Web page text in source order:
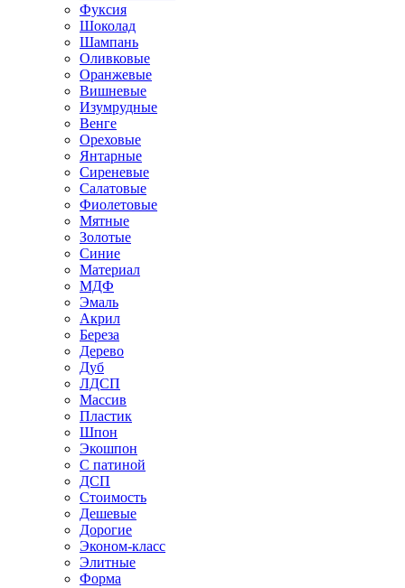
Фуксия
Шоколад
Шампань
Оливковые
Оранжевые
Вишневые
Изумрудные
Венге
Ореховые
Янтарные
Сиреневые
Салатовые
Фиолетовые
Мятные
Золотые
Синие
Материал
МДФ
Эмаль
Акрил
Береза
Дерево
Дуб
ЛДСП
Массив
Пластик
Шпон
Экошпон
С патиной
ДСП
Стоимость
Дешевые
Дорогие
Эконом-класс
Элитные
Форма